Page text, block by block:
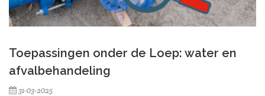
Toepassingen onder de Loep: water en
afvalbehandeling
31-03-2025